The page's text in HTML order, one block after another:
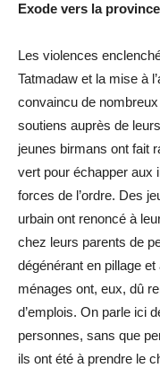
Exode vers la province
Les violences
Tatmadaw et la mise à
convaincu de
soutiens auprès de
jeunes birmans ont fait
vert pour échapper aux
forces de l’ordre. Des
urbain ont renoncé à
chez leurs parents de
dégénérant en pillage
ménages ont, eux, dû
d’emplois. On parle ici
personnes, sans que
ils ont été à prendre le